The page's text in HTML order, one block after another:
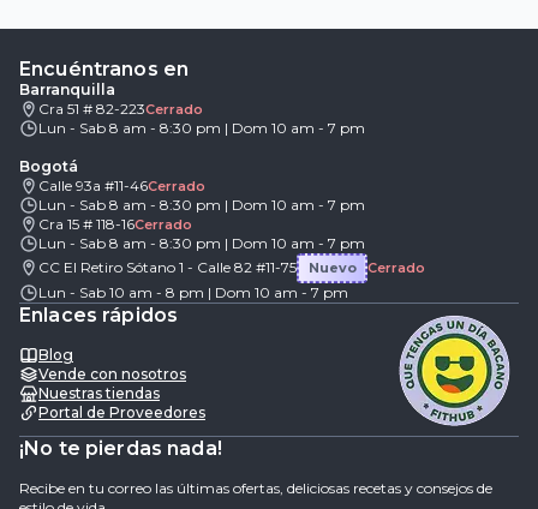
Encuéntranos en
Barranquilla
Cra 51 # 82-223Cerrado
Lun - Sab 8 am - 8:30 pm | Dom 10 am - 7 pm
Bogotá
Calle 93a #11-46Cerrado
Lun - Sab 8 am - 8:30 pm | Dom 10 am - 7 pm
Cra 15 # 118-16Cerrado
Lun - Sab 8 am - 8:30 pm | Dom 10 am - 7 pm
CC El Retiro Sótano 1 - Calle 82 #11-75
Nuevo Cerrado
Lun - Sab 10 am - 8 pm | Dom 10 am - 7 pm
Enlaces rápidos
Blog
Vende con nosotros
Nuestras tiendas
Portal de Proveedores
¡No te pierdas nada!
Recibe en tu correo las últimas ofertas, deliciosas recetas y consejos de